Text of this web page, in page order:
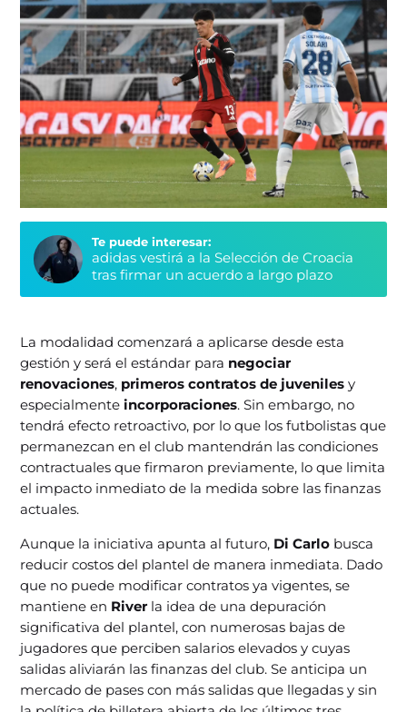
Te puede interesar:
adidas vestirá a la Selección de Croacia
tras firmar un acuerdo a largo plazo
La modalidad comenzará a aplicarse desde esta
gestión y será el estándar para negociar
renovaciones, primeros contratos de juveniles y
especialmenteincorporaciones. Sin embargo, no
tendrá efecto retroactivo, por lo que los futbolistas que
permanezcan en el club mantendrán las condiciones
contractuales que firmaron previamente, lo que limita
el impacto inmediato de la medida sobre las finanzas
actuales.
Aunque la iniciativa apunta al futuro, Di Carlo busca
reducir costos del plantel de manera inmediata. Dado
que no puede modificar contratos ya vigentes, se
mantiene en River la idea de una depuración
significativa del plantel, con numerosas bajas de
jugadores que perciben salarios elevados y cuyas
salidas aliviarán las finanzas del club. Se anticipa un
mercado de pases con más salidas que llegadas y sin